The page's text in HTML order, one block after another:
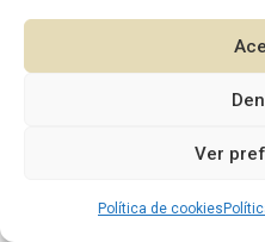
Ver
Política de cookies